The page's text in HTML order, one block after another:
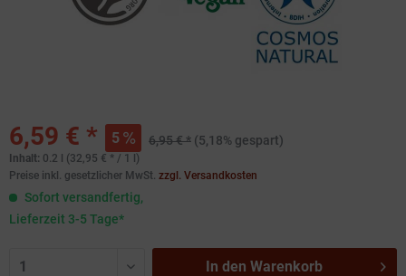
6,59 € * 5 6,95 € * (5,18% gespart)
Inhalt: 0.2 l (32,95 € * / 1 l)
Preise inkl. gesetzlicher MwSt. zzgl. Versandkosten
Sofort versandfertig,
Lieferzeit 3-5 Tage*
In den Warenkorb